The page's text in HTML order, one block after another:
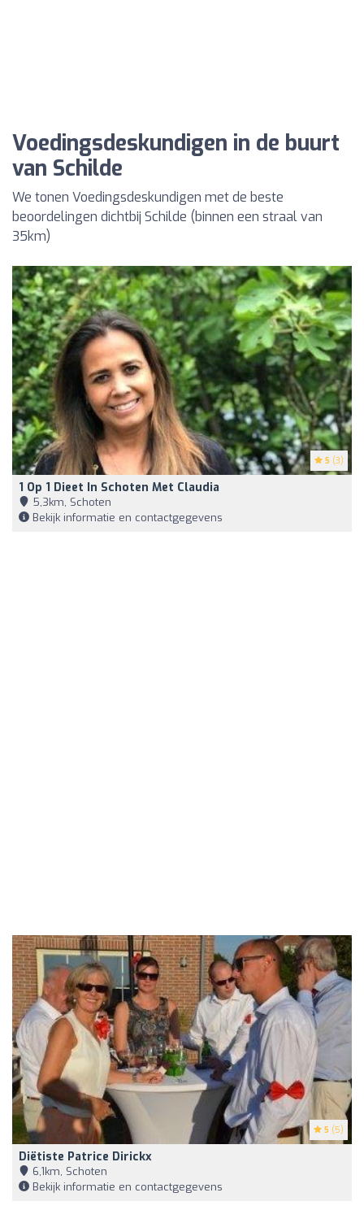
Voedingsdeskundigen in de buurt
van Schilde
We tonen Voedingsdeskundigen met de beste
beoordelingen dichtbij Schilde (binnen een straal van
35km)
5 (3)
1 Op 1 Dieet In Schoten Met Claudia
5,3km, Schoten
Bekijk informatie en contactgegevens
5 (5)
Diëtiste Patrice Dirickx
6,1km, Schoten
Bekijk informatie en contactgegevens